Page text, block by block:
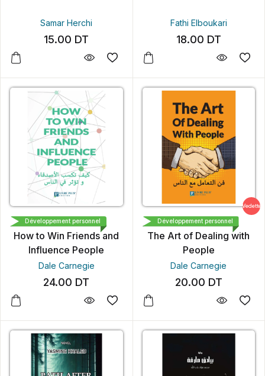
Samar Herchi
15.00 DT
Fathi Elboukari
18.00 DT
LIVRE PLUS EDITION
How to Win Friends and
Influence People
Dale Carnegie
24.00 DT
Développement personnel LIVRE PLUS EDITION
The Art of Dealing with
People
Dale Carnegie
20.00 DT
Vedette
Développement personnel